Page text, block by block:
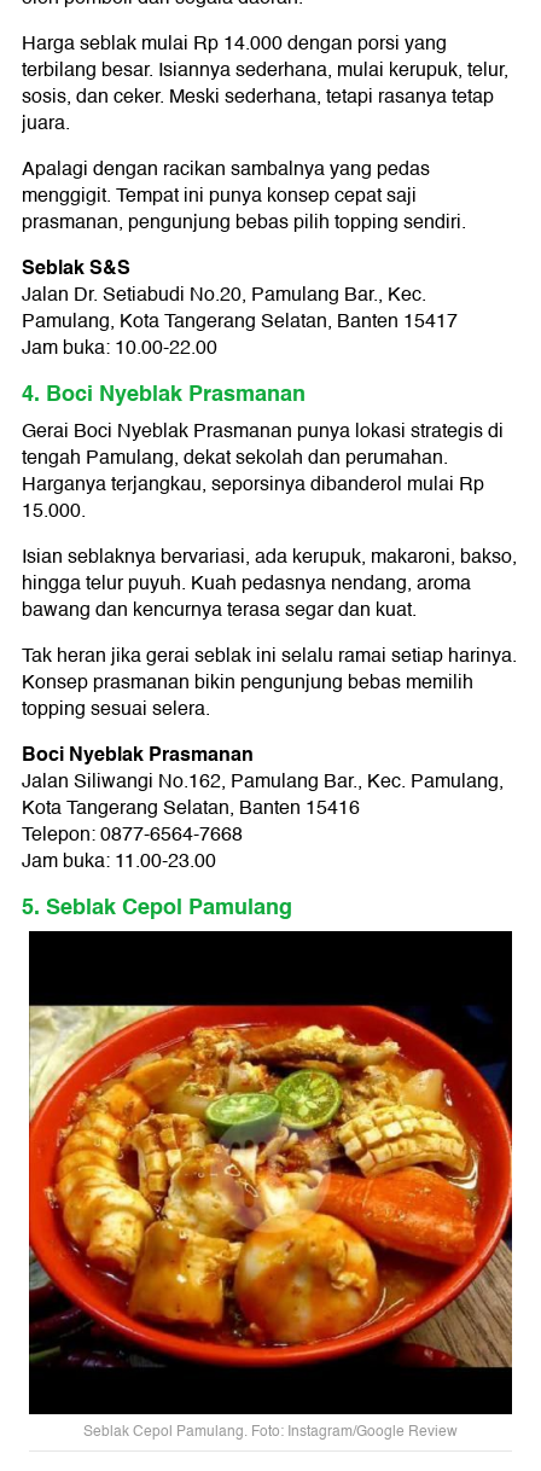
Harga seblak mulai Rp 14.000 dengan porsi yang
terbilang besar. Isiannya sederhana, mulai kerupuk, telur,
sosis, dan ceker. Meski sederhana, tetapi rasanya tetap
juara.
Apalagi dengan racikan sambalnya yang pedas
menggigit. Tempat ini punya konsep cepat saji
prasmanan, pengunjung bebas pilih topping sendiri.
Seblak S&S
Jalan Dr. Setiabudi No.20, Pamulang Bar., Kec.
Pamulang, Kota Tangerang Selatan, Banten 15417
Jam buka: 10.00-22.00
4. Boci Nyeblak Prasmanan
Gerai Boci Nyeblak Prasmanan punya lokasi strategis di
tengah Pamulang, dekat sekolah dan perumahan.
Harganya terjangkau, seporsinya dibanderol mulai Rp
15.000.
Isian seblaknya bervariasi, ada kerupuk, makaroni, bakso,
hingga telur puyuh. Kuah pedasnya nendang, aroma
bawang dan kencurnya terasa segar dan kuat.
Tak heran jika gerai seblak ini selalu ramai setiap harinya.
Konsep prasmanan bikin pengunjung bebas memilih
topping sesuai selera.
Boci Nyeblak Prasmanan
Jalan Siliwangi No.162, Pamulang Bar., Kec. Pamulang,
Kota Tangerang Selatan, Banten 15416
Telepon: 0877-6564-7668
Jam buka: 11.00-23.00
5. Seblak Cepol Pamulang
Seblak Cepol Pamulang. Foto: Instagram/Google Review